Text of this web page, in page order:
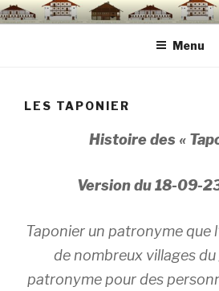
Aller
au
Menu
LES TAPONIER
Histoire des «
Version du 18-09-
Taponier un patronyme que
de nombreux villages
patronyme pour des